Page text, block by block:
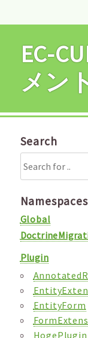
EC-
メン
Search
Namespaces
Global
Plugin
EntityForm
HogePlugin